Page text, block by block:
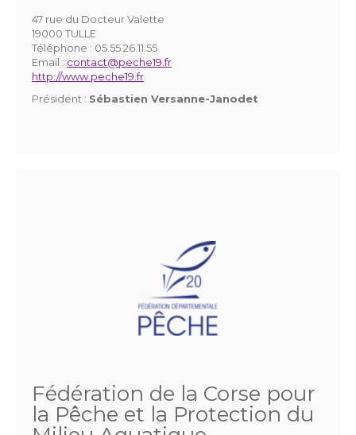
47 rue du Docteur Valette
19000 TULLE
Téléphone : 05.55.26.11.55
Email : contact@peche19.fr
http://www.peche19.fr
Président : Sébastien Versanne-Janodet
Fédération de la Corse pour
la Pêche et la Protection du